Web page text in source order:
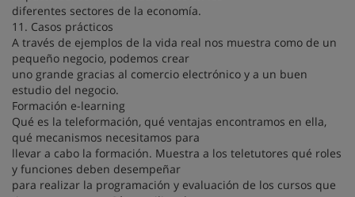
diferentes sectores de la economía.
11. Casos prácticos
A través de ejemplos de la vida real nos muestra como de un
pequeño negocio, podemos crear
uno grande gracias al comercio electrónico y a un buen
estudio del negocio.
Formación e-learning
Qué es la teleformación, qué ventajas encontramos en ella,
qué mecanismos necesitamos para
llevar a cabo la formación. Muestra a los teletutores qué roles
y funciones deben desempeñar
para realizar la programación y evaluación de los cursos que